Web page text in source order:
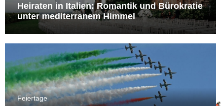
Heiraten in Italien: Romantik und Bürokratie
unter mediterranem Himmel
Feiertage